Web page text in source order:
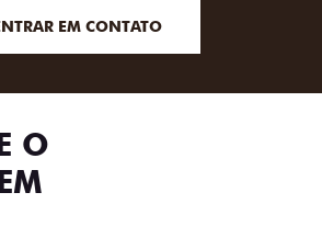
EM CONTATO
O